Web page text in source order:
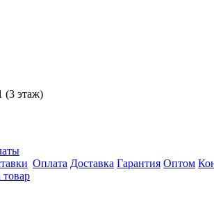
(3 этаж)
товар
Оплата Доставка Гарантия Оптом